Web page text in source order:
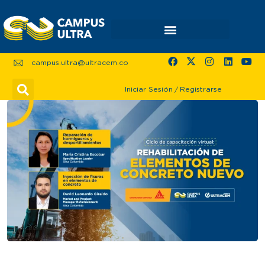
campus.ultra@ultracem.co
Iniciar Sesión / Registrarse